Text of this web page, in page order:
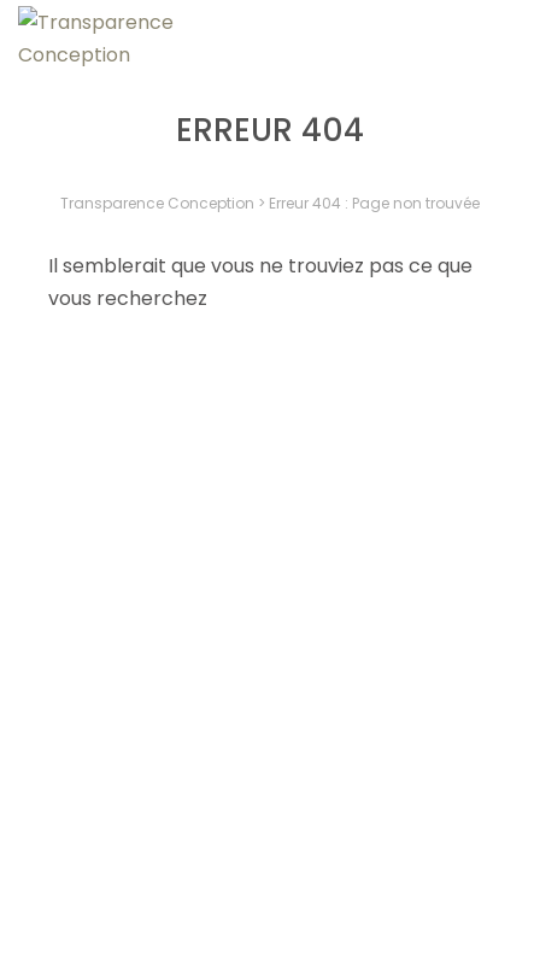
ERREUR 404
Transparence Conception > Erreur 404 : Page non trouvée
Il semblerait que vous ne trouviez pas ce que
vous recherchez